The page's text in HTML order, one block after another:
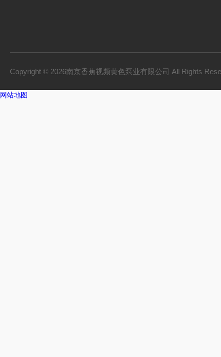
Copyright © 2026南京香蕉视频黄色泵业有限公司 All Rights
网站地图